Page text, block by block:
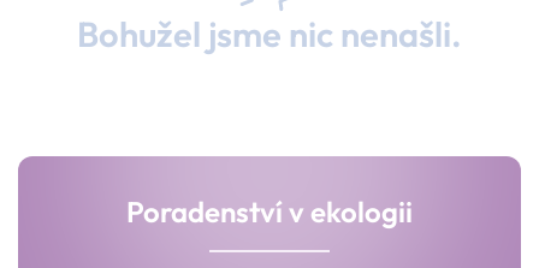
Bohužel jsme nic nenašli.
Poradenství v ekologii